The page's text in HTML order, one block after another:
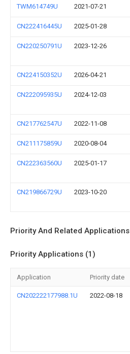
TWM614749U 2021-07-21
CN222416445U 2025-01-28
CN220250791U 2023-12-26
CN224150352U 2026-04-21
CN222095935U 2024-12-03
CN217762547U 2022-11-08
CN211175859U 2020-08-04
CN222363560U 2025-01-17
CN219866729U 2023-10-20
Priority And Related Applications
Priority Applications (1)
Application Priority date
CN202222177988.1U 2022-08-18